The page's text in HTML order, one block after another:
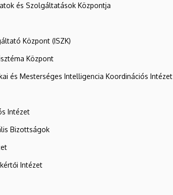
és Szolgáltatások Központja
Központ (ISZK)
Központ
és Mesterséges Intelligencia Koordinációs Intézet
Intézet
Bizottságok
Intézet